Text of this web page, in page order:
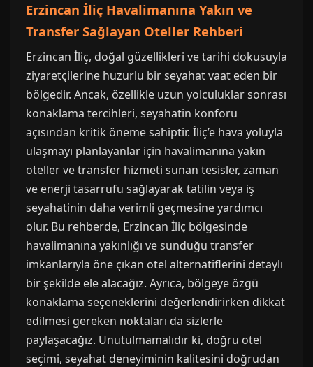
Erzincan İliç Havalimanına Yakın ve
Transfer Sağlayan Oteller Rehberi
Erzincan İliç, doğal güzellikleri ve tarihi dokusuyla
ziyaretçilerine huzurlu bir seyahat vaat eden bir
bölgedir. Ancak, özellikle uzun yolculuklar sonrası
konaklama tercihleri, seyahatin konforu
açısından kritik öneme sahiptir. İliç’e hava yoluyla
ulaşmayı planlayanlar için havalimanına yakın
oteller ve transfer hizmeti sunan tesisler, zaman
ve enerji tasarrufu sağlayarak tatilin veya iş
seyahatinin daha verimli geçmesine yardımcı
olur. Bu rehberde, Erzincan İliç bölgesinde
havalimanına yakınlığı ve sunduğu transfer
imkanlarıyla öne çıkan otel alternatiflerini detaylı
bir şekilde ele alacağız. Ayrıca, bölgeye özgü
konaklama seçeneklerini değerlendirirken dikkat
edilmesi gereken noktaları da sizlerle
paylaşacağız. Unutulmamalıdır ki, doğru otel
seçimi, seyahat deneyiminin kalitesini doğrudan